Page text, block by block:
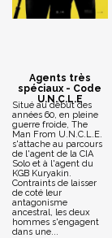
Agents très
spéciaux - Code
U.N.C.L.E
Situé au début des
années 60, en pleine
guerre froide, The
Man From U.N.C.L.E.
s'attache au parcours
de l'agent de la CIA
Solo et à l'agent du
KGB Kuryakin.
Contraints de laisser
de coté leur
antagonisme
ancestral, les deux
hommes s'engagent
dans une...